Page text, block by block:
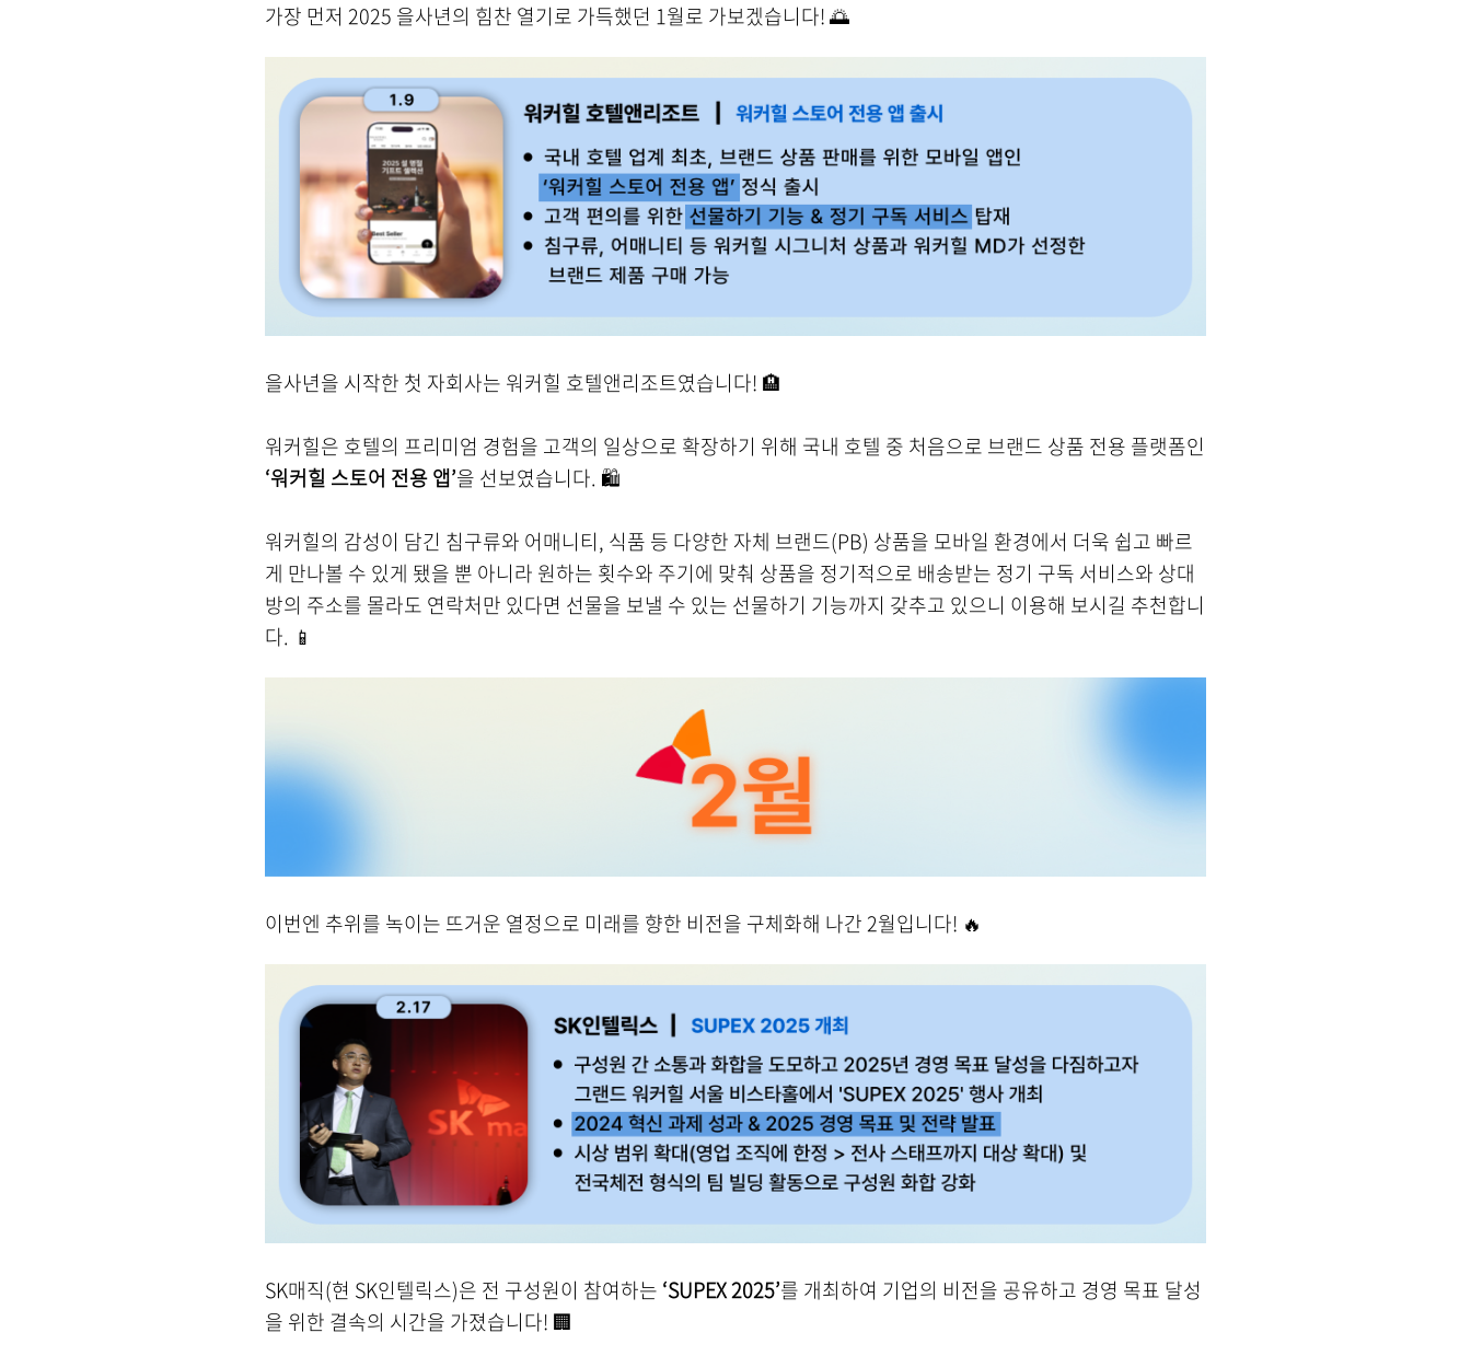
가장 먼저 2025 을사년의 힘찬 열기로 가득했던 1월로 가보겠습니다! 🌅
을사년을 시작한 첫 자회사는 워커힐 호텔앤리조트였습니다! 🏨
워커힐은 호텔의 프리미엄 경험을 고객의 일상으로 확장하기 위해 국내 호텔 중 처음으로 브랜드 상품 전용 플랫폼인
‘워커힐 스토어 전용 앱’을 선보였습니다. 🛍️
워커힐의 감성이 담긴 침구류와 어매니티, 식품 등 다양한 자체 브랜드(PB) 상품을 모바일 환경에서 더욱 쉽고 빠르
게 만나볼 수 있게 됐을 뿐 아니라 원하는 횟수와 주기에 맞춰 상품을 정기적으로 배송받는 정기 구독 서비스와 상대
방의 주소를 몰라도 연락처만 있다면 선물을 보낼 수 있는 선물하기 기능까지 갖추고 있으니 이용해 보시길 추천합니
다. 📱
이번엔 추위를 녹이는 뜨거운 열정으로 미래를 향한 비전을 구체화해 나간 2월입니다! 🔥
SK매직(현 SK인텔릭스)은 전 구성원이 참여하는 ‘SUPEX 2025’를 개최하여 기업의 비전을 공유하고 경영 목표 달성
을 위한 결속의 시간을 가졌습니다! 🏢